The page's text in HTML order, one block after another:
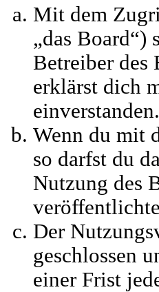
Mit dem
„das Board“)
Betreiber des
erklärst dich
einverstanden.
Wenn du mit
so darfst du
Nutzung des
Der
geschlossen
einer Frist